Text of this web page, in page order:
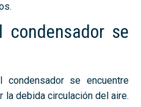
condensador se
se encuentre
debida circulación del aire.